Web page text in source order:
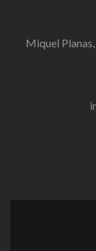
Miquel